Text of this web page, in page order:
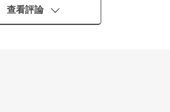
寶冢線"大阪梅田"車站步行6分鐘
狀線"大阪"車站步行10分鐘
查看評論